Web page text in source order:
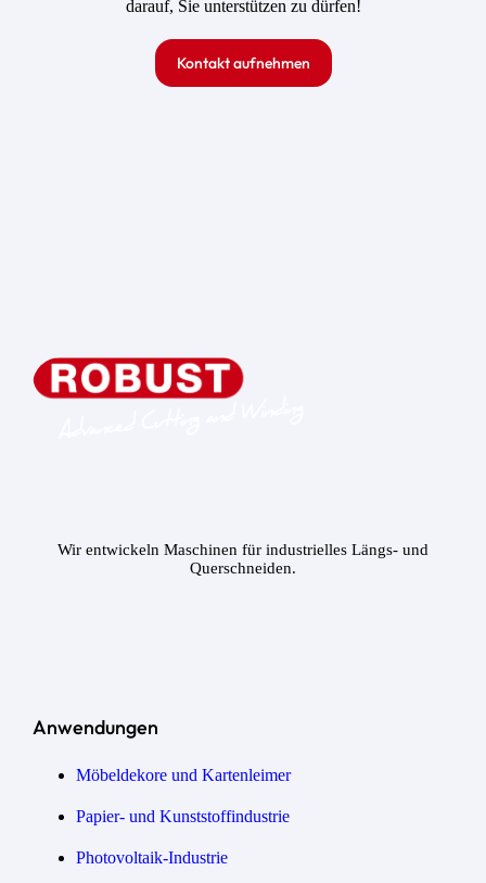
darauf, Sie unterstützen zu dürfen!
Kontakt aufnehmen
Wir entwickeln Maschinen für industrielles Längs- und
Querschneiden.
Anwendungen
Möbeldekore und Kartenleimer
Papier- und Kunststoffindustrie
Photovoltaik-Industrie